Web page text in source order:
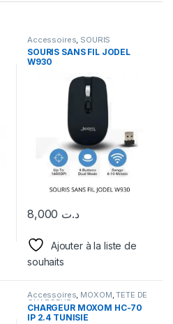
Accessoires SOURIS
SOURIS SANS FIL JODEL
W930
د.ت
Ajouter à la liste de
souhaits
Accessoires, MOXOM,TETE DE
CHARGEUR
CHARGEUR MOXOM HC-70
IP 2.4 TUNISIE